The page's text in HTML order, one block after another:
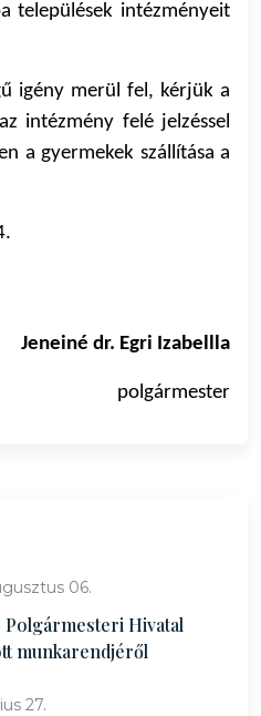
települések intézményeit
igény merül fel, kérjük a
intézmény felé jelzéssel
a gyermekek szállítása a
Jeneiné dr. Egri Izabellla
polgármester
06.
Polgármesteri Hivatal
munkarendjéről
27.